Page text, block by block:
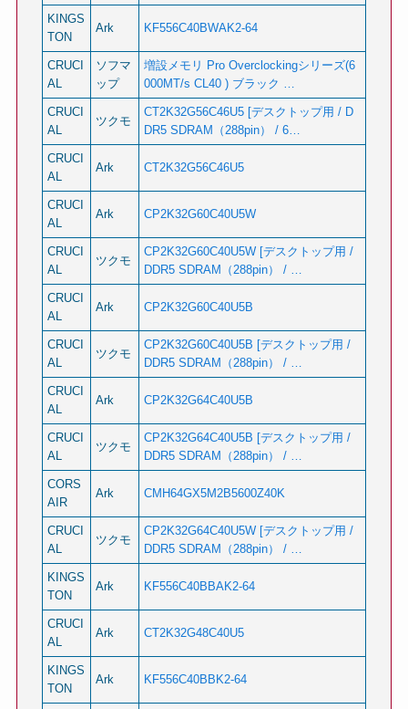
KINGS
TON
Ark KF556C40BWAK2-64
CRUCI
AL
ソフマ
ップ
増設メモリ Pro Overclockingシリーズ(6
000MT/s CL40 ) ブラック …
CRUCI
AL
ツクモ
CT2K32G56C46U5 [デスクトップ用 / D
DR5 SDRAM（288pin） / 6…
CRUCI
AL
Ark CT2K32G56C46U5
CRUCI
AL
Ark CP2K32G60C40U5W
CRUCI
AL
ツクモ
CP2K32G60C40U5W [デスクトップ用 /
DDR5 SDRAM（288pin） / …
CRUCI
AL
Ark CP2K32G60C40U5B
CRUCI
AL
ツクモ
CP2K32G60C40U5B [デスクトップ用 /
DDR5 SDRAM（288pin） / …
CRUCI
AL
Ark CP2K32G64C40U5B
CRUCI
AL
ツクモ
CP2K32G64C40U5B [デスクトップ用 /
DDR5 SDRAM（288pin） / …
CORS
AIR
Ark CMH64GX5M2B5600Z40K
CRUCI
AL
ツクモ
CP2K32G64C40U5W [デスクトップ用 /
DDR5 SDRAM（288pin） / …
KINGS
TON
Ark KF556C40BBAK2-64
CRUCI
AL
Ark CT2K32G48C40U5
KINGS
TON
Ark KF556C40BBK2-64